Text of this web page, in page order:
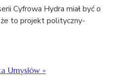
Cyfrowa Hydra miał być o
to projekt polityczny-
Umysłów »